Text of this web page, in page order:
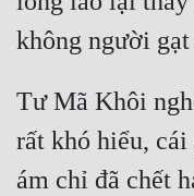
Tư Mã Khôi
rất khó hiểu,
ám chỉ đã chết